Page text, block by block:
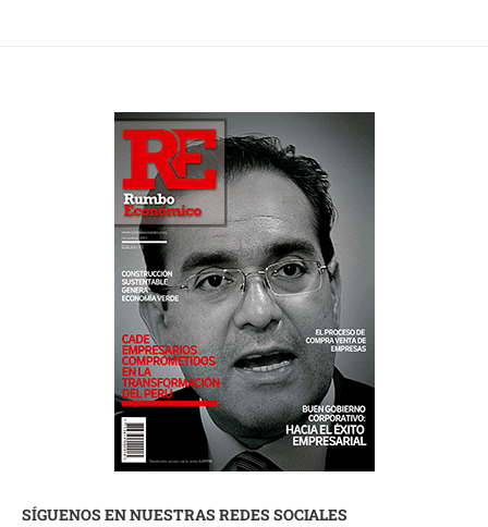
SÍGUENOS EN NUESTRAS REDES SOCIALES